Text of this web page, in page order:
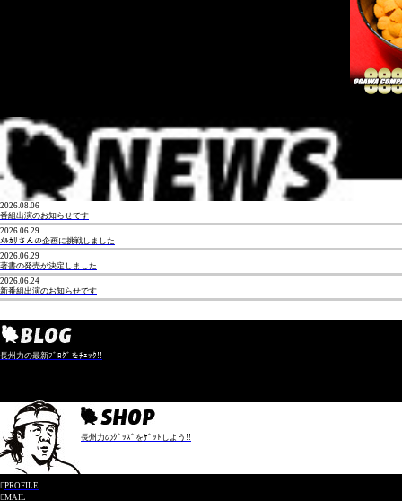
2026.08.06
番組出演のお知らせです
2026.06.29
ﾒﾙｶﾘさんの企画に挑戦しました
2026.06.29
著書の発売が決定しました
2026.06.24
新番組出演のお知らせです
長州力の最新ﾌﾞﾛｸﾞをﾁｪｯｸ!!
長州力のｸﾞｯｽﾞをｹﾞｯﾄしよう!!
PROFILE
MAIL